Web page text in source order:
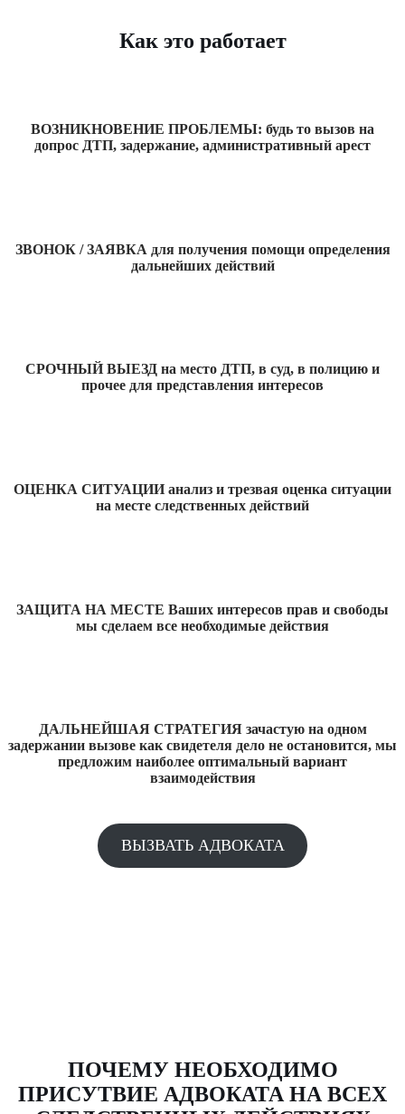
Как это работает
ВОЗНИКНОВЕНИЕ ПРОБЛЕМЫ: будь то вызов на
допрос ДТП, задержание, административный арест
ЗВОНОК / ЗАЯВКА для получения помощи определения
дальнейших действий
СРОЧНЫЙ ВЫЕЗД на место ДТП, в суд, в полицию и
прочее для представления интересов
ОЦЕНКА СИТУАЦИИ анализ и трезвая оценка ситуации
на месте следственных действий
ЗАЩИТА НА МЕСТЕ Ваших интересов прав и свободы
мы сделаем все необходимые действия
ДАЛЬНЕЙШАЯ СТРАТЕГИЯ зачастую на одном
задержании вызове как свидетеля дело не остановится, мы
предложим наиболее оптимальный вариант
взаимодействия
ВЫЗВАТЬ АДВОКАТА
ПОЧЕМУ НЕОБХОДИМО
ПРИСУТВИЕ АДВОКАТА НА ВСЕХ